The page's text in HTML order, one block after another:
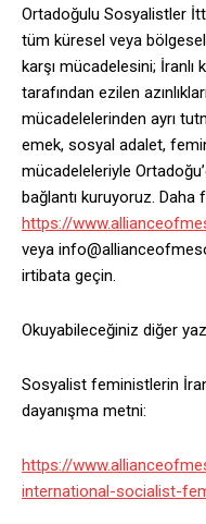
Ortadoğulu Sosyalistler
tüm küresel veya
karşı mücadelesini; İranlı
tarafından ezilen
mücadelelerinden ayrı
emek, sosyal adalet,
mücadeleleriyle
bağlantı kuruyoruz. Daha
https://
veya
irtibata geçin.
Okuyabileceğiniz diğer
Sosyalist feministlerin
dayanışma metni:
https://
international-socialist-